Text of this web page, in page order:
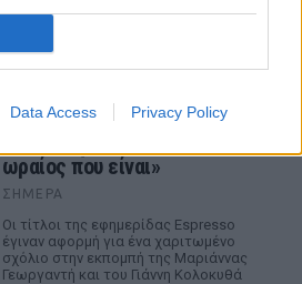
Data Access Privacy Policy
σύντροφό της για τον φετινό προορισμό
Η Μαριάννα Γεωργαντή είδε
τον Γιώργο Φραγκούλη και
ωραίος που είναι»
ΣΉΜΕΡΑ
Οι τίτλοι της εφημερίδας Espresso
έγιναν αφορμή για ένα χαριτωμένο
σχόλιο στην εκπομπή της Μαριάννας
Γεωργαντή και του Γιάννη Κολοκυθά